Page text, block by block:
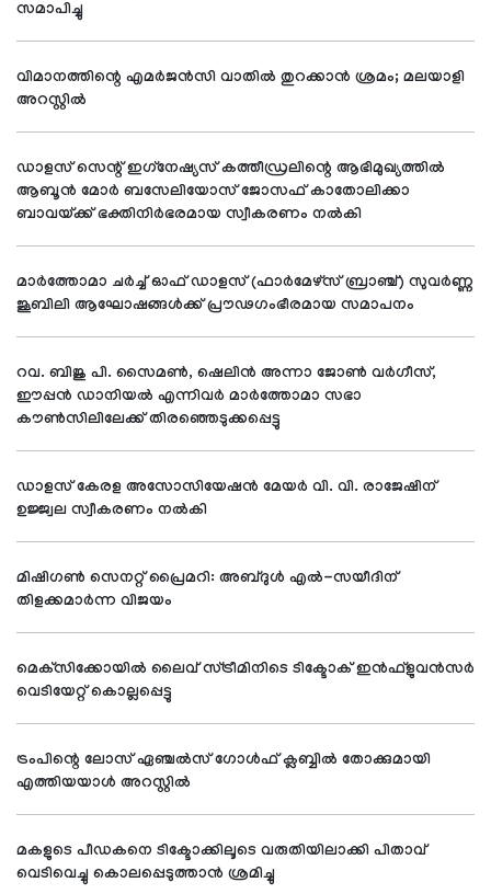
സമാപിച്ചു
വിമാനത്തിന്റെ എമര്‍ജന്‍സി വാതില്‍ തുറക്കാന്‍ ശ്രമം; മലയാളി
അറസ്റ്റില്‍
ഡാളസ് സെന്റ് ഇഗ്‌നേഷ്യസ് കത്തീഡ്രലിന്റെ ആഭിമുഖ്യത്തില്‍
ആബൂന്‍ മോര്‍ ബസേലിയോസ് ജോസഫ് കാതോലിക്കാ
ബാവയ്ക്ക് ഭക്തിനിര്‍ഭരമായ സ്വീകരണം നല്‍കി
മാര്‍ത്തോമാ ചര്‍ച്ച് ഓഫ് ഡാളസ് (ഫാര്‍മേഴ്സ് ബ്രാഞ്ച്) സുവര്‍ണ്ണ
ജൂബിലി ആഘോഷങ്ങള്‍ക്ക് പ്രൗഢഗംഭീരമായ സമാപനം
റവ. ബിജു പി. സൈമണ്‍, ഷെലിന്‍ അന്നാ ജോണ്‍ വര്‍ഗീസ്,
ഈപ്പന്‍ ഡാനിയല്‍ എന്നിവര്‍ മാര്‍ത്തോമാ സഭാ
കൗണ്‍സിലിലേക്ക് തിരഞ്ഞെടുക്കപ്പെട്ടു
ഡാളസ് കേരള അസോസിയേഷന്‍ മേയര്‍ വി. വി. രാജേഷിന്
ഉജ്ജ്വല സ്വീകരണം നല്‍കി
മിഷിഗണ്‍ സെനറ്റ് പ്രൈമറി: അബ്ദുള്‍ എല്‍-സയീദിന്
തിളക്കമാര്‍ന്ന വിജയം
മെക്‌സിക്കോയില്‍ ലൈവ് സ്ട്രീമിനിടെ ടിക്ടോക് ഇന്‍ഫ്‌ളുവന്‍സര്‍
വെടിയേറ്റ് കൊല്ലപ്പെട്ടു
ട്രംപിന്റെ ലോസ് ഏഞ്ചല്‍സ് ഗോള്‍ഫ് ക്ലബ്ബില്‍ തോക്കുമായി
എത്തിയയാള്‍ അറസ്റ്റില്‍
മകളുടെ പീഡകനെ ടിക്ടോക്കിലൂടെ വരുതിയിലാക്കി പിതാവ്
വെടിവെച്ചു കൊലപ്പെടുത്താന്‍ ശ്രമിച്ചു